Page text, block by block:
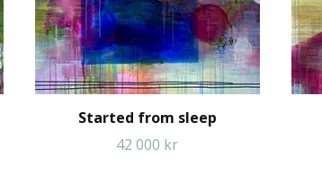
Started from sleep
42 000 kr